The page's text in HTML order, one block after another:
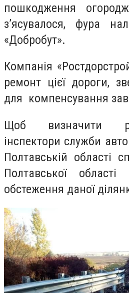
пошкодження
з’ясувалося, фура
«Добробут».
Компанія
ремонт цієї дороги,
для компенсування
Щоб визначити
інспектори служби
Полтавській області
Полтавської
обстеження даної